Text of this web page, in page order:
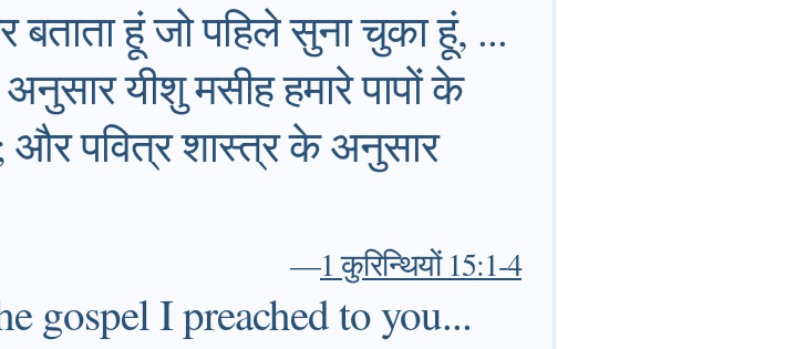
बताता हूं जो पहिले सुना चुका हूं, ...
यीशु मसीह हमारे पापों के
और पवित्र शास्त्र के अनुसार
—1 कुरिन्थियों 15:1-4
gospel I preached to you...